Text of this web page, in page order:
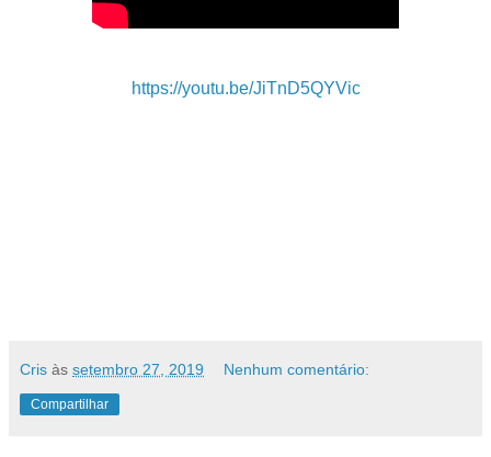
https://youtu.be/JiTnD5QYVic
Cris às setembro 27, 2019 Nenhum comentário:
Compartilhar